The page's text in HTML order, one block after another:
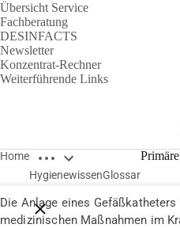
Übersicht Service
Fachberatung
DESINFACTS
Newsletter
Konzentrat-Rechner
Weiterführende Links
Home Breadcrumbs öffnen
Breadcrumbs schließen
HygienewissenGlossar
Die Anlage eines
medizinischen Maßnahmen im